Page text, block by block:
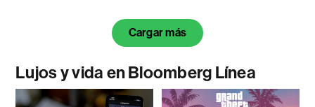
Cargar más
Lujos y vida en Bloomberg Línea